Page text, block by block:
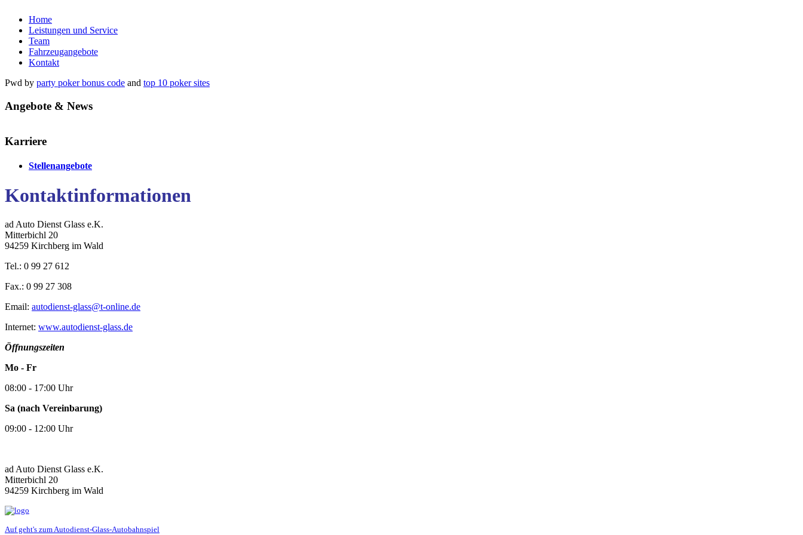
Home
Leistungen und Service
Team
Fahrzeugangebote
Kontakt
Pwd by party poker bonus code and top 10 poker sites
Angebote & News
Karriere
Stellenangebote
Kontaktinformationen
ad Auto Dienst Glass e.K.
Mitterbichl 20
94259 Kirchberg im Wald
Tel.: 0 99 27 612
Fax.: 0 99 27 308
Email: autodienst-glass@t-online.de
Internet: www.autodienst-glass.de
Öffnungszeiten
Mo - Fr
08:00 - 17:00 Uhr
Sa (nach Vereinbarung)
09:00 - 12:00 Uhr
ad Auto Dienst Glass e.K.
Mitterbichl 20
94259 Kirchberg im Wald
Auf geht's zum Autodienst-Glass-Autobahnspiel